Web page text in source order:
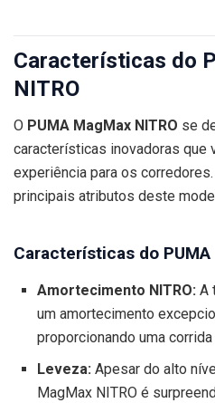
Características do
NITRO
O PUMA MagMax NITRO se
características inovadoras que
experiência para os
principais atributos deste
Características do PUMA
Amortecimento NITRO:A
um amortecimento
proporcionando uma
Leveza:Apesar do alto
MagMax NITRO é